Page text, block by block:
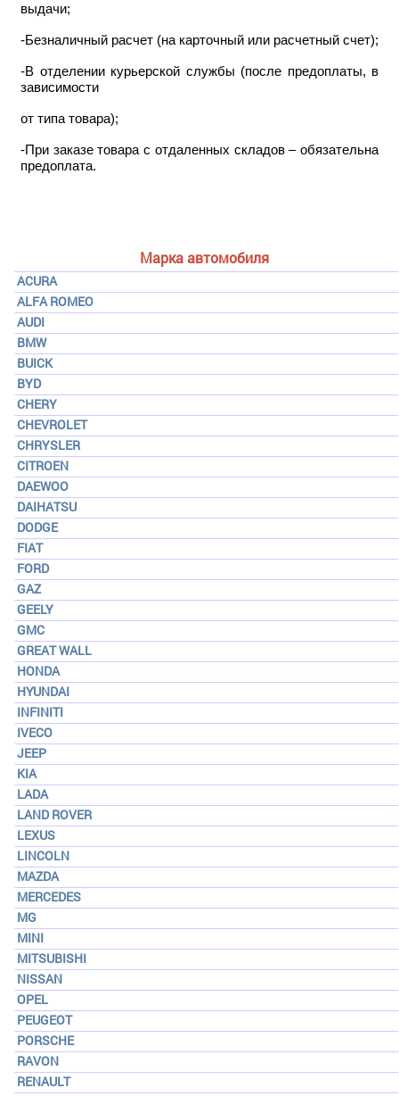
Марка автомобиля
ACURA
ALFA ROMEO
AUDI
BMW
BUICK
BYD
CHERY
CHEVROLET
CHRYSLER
CITROEN
DAEWOO
DAIHATSU
DODGE
FIAT
FORD
GAZ
GEELY
GMC
GREAT WALL
HONDA
HYUNDAI
INFINITI
IVECO
JEEP
KIA
LADA
LAND ROVER
LEXUS
LINCOLN
MAZDA
MERCEDES
MG
MINI
MITSUBISHI
NISSAN
OPEL
PEUGEOT
PORSCHE
RAVON
RENAULT
выдачи;
-Безналичный расчет (на карточный или расчетный счет);
-В отделении курьерской службы (после предоплаты, в
зависимости
от типа товара);
-При заказе товара с отдаленных складов – обязательна
предоплата.